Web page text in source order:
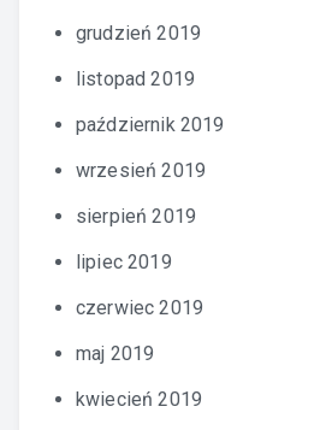
grudzień 2019
listopad 2019
październik 2019
wrzesień 2019
sierpień 2019
lipiec 2019
czerwiec 2019
maj 2019
kwiecień 2019